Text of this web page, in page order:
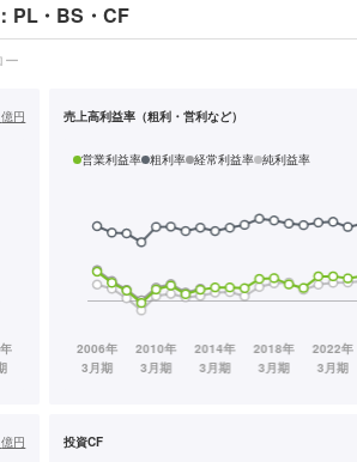
PL・BS・CF
ー
億円 売上高利益率（粗利・営利など）
営業利益率 粗利率 経常利益率 純利益率
億円 投資CF